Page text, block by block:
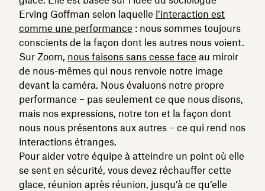
Erving Goffman selon laquelle l’interaction est
comme une performance : nous sommes toujours
conscients de la façon dont les autres nous voient.
Sur Zoom, nous faisons sans cesse face au miroir
de nous-mêmes qui nous renvoie notre image
devant la caméra. Nous évaluons notre propre
performance – pas seulement ce que nous disons,
mais nos expressions, notre ton et la façon dont
nous nous présentons aux autres – ce qui rend nos
interactions étranges.
Pour aider votre équipe à atteindre un point où elle
se sent en sécurité, vous devez réchauffer cette
glace, réunion après réunion, jusqu’à ce qu’elle